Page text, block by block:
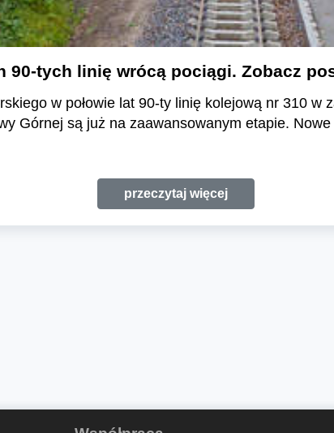
90-tych linię wrócą pociągi. Zobacz
w połowie lat 90-ty linię kolejową nr 310 w
Górnej są już na zaawansowanym etapie.
przeczytaj więcej